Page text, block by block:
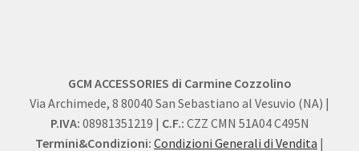
GCM ACCESSORIES di Carmine Cozzolino
Via Archimede, 8 80040 San Sebastiano al Vesuvio (NA) |
P.IVA: 08981351219 | C.F.: CZZ CMN 51A04 C495N
Termini&Condizioni: Condizioni Generali di Vendita |